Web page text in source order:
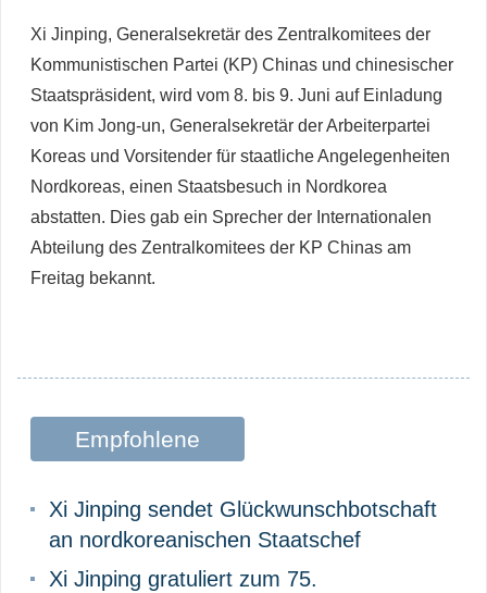
Xi Jinping, Generalsekretär des Zentralkomitees der
Kommunistischen Partei (KP) Chinas und chinesischer
Staatspräsident, wird vom 8. bis 9. Juni auf Einladung
von Kim Jong-un, Generalsekretär der Arbeiterpartei
Koreas und Vorsitender für staatliche Angelegenheiten
Nordkoreas, einen Staatsbesuch in Nordkorea
abstatten. Dies gab ein Sprecher der Internationalen
Abteilung des Zentralkomitees der KP Chinas am
Freitag bekannt.
Empfohlene
Xi Jinping sendet Glückwunschbotschaft
an nordkoreanischen Staatschef
Xi Jinping gratuliert zum 75.